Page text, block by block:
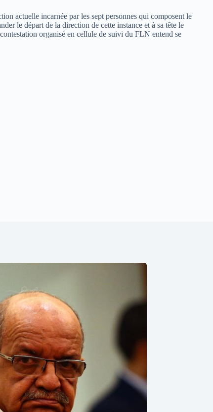
actuelle incarnée par les sept personnes qui composent le
le départ de la direction de cette instance et à sa tête le
organisé en cellule de suivi du FLN entend se